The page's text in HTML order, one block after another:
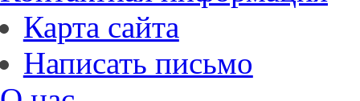
Карта сайта
Написать письмо